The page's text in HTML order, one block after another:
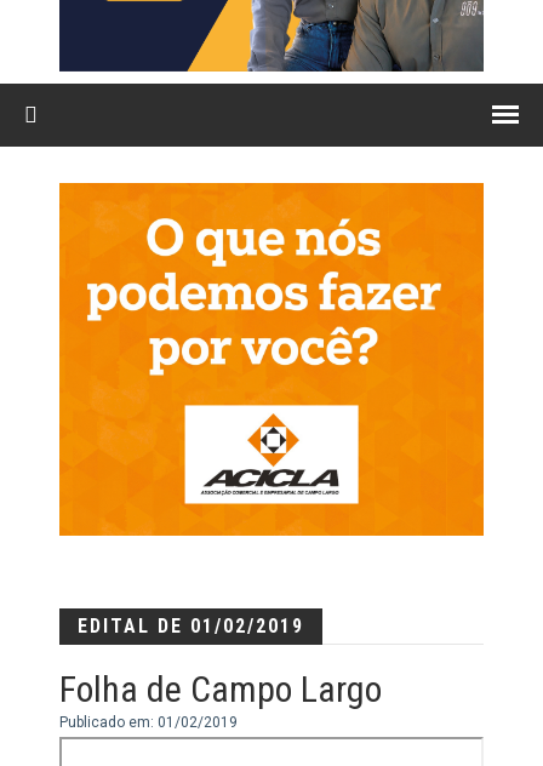
EDITAL DE 01/02/2019
Folha de Campo Largo
Publicado em: 01/02/2019